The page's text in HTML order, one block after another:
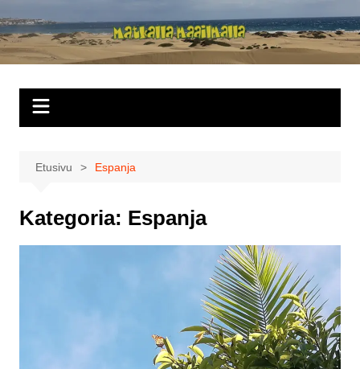
sisältöön
Matkalla
maailmalla
Etusivu Espanja
Kategoria: Espanja